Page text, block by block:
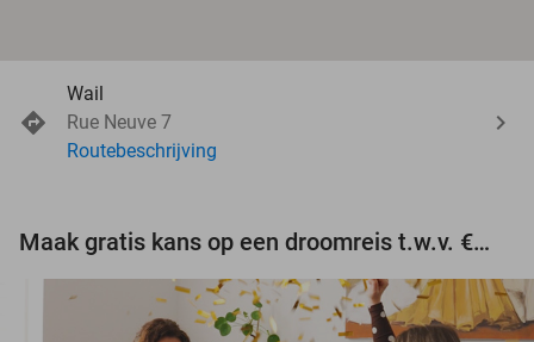
Wail
Rue Neuve 7
Routebeschrijving
Maak gratis kans op een droomreis t.w.v. €3.000!